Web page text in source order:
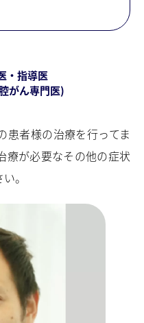
・指導医
がん専門医)
患者様の治療を行ってま
療が必要なその他の症状
。